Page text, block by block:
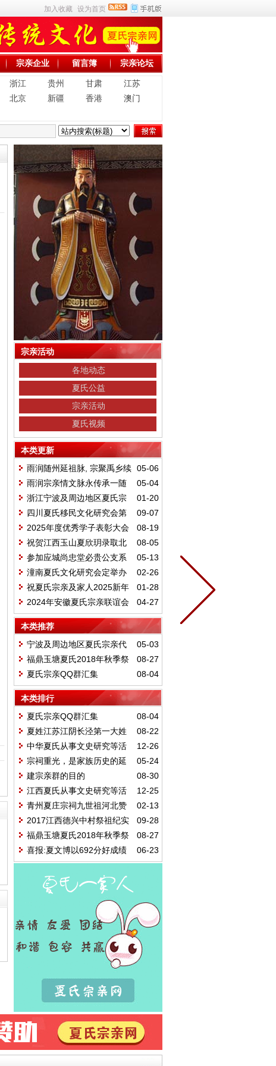
加入收藏 设为首页
宗亲企业 留言簿 宗亲论坛
浙江 贵州 甘肃
江苏
北京 新疆 香港
澳门
宗亲活动
各地动态
夏氏公益
宗亲活动
夏氏视频
本类更新
05-06
雨润随州延祖脉, 宗聚禹乡续
家声
05-04
雨润宗亲情文脉永传承一随
州禹裔文化交流联谊活动圆满举行
01-20
浙江宁波及周边地区夏氏宗
亲联谊会圆满成功
09-07
四川夏氏移民文化研究会第
二次年会将于10月24日举办
08-19
2025年度优秀学子表彰大会
暨广东夏氏宗亲联谊会年会
08-05
祝贺江西玉山夏欣玥录取北
京大学 上海夏晨翔录取清华大学05-13
参加应城尚忠堂必贵公支系
五修家乘的圆谱志禧活动有感
02-26
潼南夏氏文化研究会定举办
《2025年度夏氏清明会》
01-28
祝夏氏宗亲及家人2025新年
快乐
04-27
2024年安徽夏氏宗亲联谊会
将于5月19日在安徽合肥举办
本类推荐
05-03
宁波及周边地区夏氏宗亲代
表赴舟山市定海区双桥街道共贺南
山夏氏宗祠重建峻工庆典
08-27
福鼎玉塘夏氏2018年秋季祭
祖大典暨第15届本科大学生表彰大
会
08-04
夏氏宗亲QQ群汇集
本类排行
08-04
夏氏宗亲QQ群汇集
08-22
夏姓江苏江阴长泾第一大姓
12-26
中华夏氏从事文史研究等活
动大事纪略
05-24
宗祠重光，是家族历史的延
续和家族文化的传承
08-30
建宗亲群的目的
12-25
江西夏氏从事文史研究等活
动纪略
02-13
青州夏庄宗祠九世祖河北赞
皇县令夏詠《赞皇城南楼碑记》及
简介
09-28
2017江西德兴中村祭祖纪实
08-27
福鼎玉塘夏氏2018年秋季祭
祖大典暨第15届本科大学生表彰大
会
06-23
喜报:夏文博以692分好成绩
荣获2018年随州理科第一名